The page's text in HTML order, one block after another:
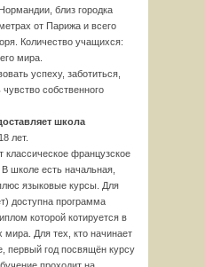
близ городка
от Парижа и всего
Количество учащихся:
мира.
успеху, заботиться,
собственного
школа
лет.
классическое французское
школе есть начальная,
языковые курсы. Для
доступна программа
которой котируется в
Для тех, кто начинает
первый год посвящён курсу